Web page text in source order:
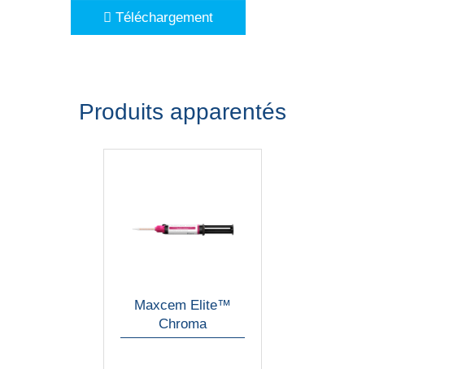
Téléchargement
Produits apparentés
Maxcem Elite™
Chroma